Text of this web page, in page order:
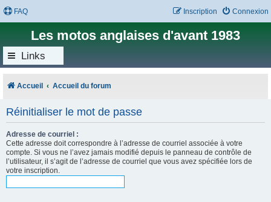
FAQ Connexion
Inscription
Les motos anglaises d'avant 1983
Links
Accueil Accueil du forum
Réinitialiser le mot de passe
Adresse de courriel :
Cette adresse doit correspondre à l’adresse de courriel associée à votre
compte. Si vous ne l’avez jamais modifié depuis le panneau de contrôle de
l’utilisateur, il s’agit de l’adresse de courriel que vous avez spécifiée lors de
votre inscription.